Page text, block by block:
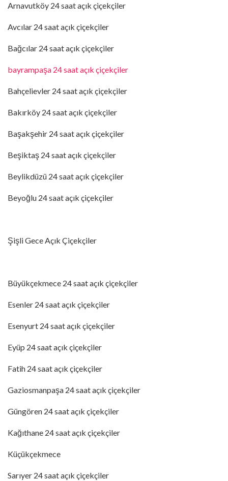
Arnavutköy 24 saat açık çiçekçiler
Avcılar 24 saat açık çiçekçiler
Bağcılar 24 saat açık çiçekçiler
bayrampaşa 24 saat açık çiçekçiler
Bahçelievler 24 saat açık çiçekçiler
Bakırköy 24 saat açık çiçekçiler
Başakşehir 24 saat açık çiçekçiler
Beşiktaş 24 saat açık çiçekçiler
Beylikdüzü 24 saat açık çiçekçiler
Beyoğlu 24 saat açık çiçekçiler
Şişli Gece Açık Çiçekçiler
Büyükçekmece 24 saat açık çiçekçiler
Esenler 24 saat açık çiçekçiler
Esenyurt 24 saat açık çiçekçiler
Eyüp 24 saat açık çiçekçiler
Fatih 24 saat açık çiçekçiler
Gaziosmanpaşa 24 saat açık çiçekçiler
Güngören 24 saat açık çiçekçiler
Kağıthane 24 saat açık çiçekçiler
Küçükçekmece
Sarıyer 24 saat açık çiçekçiler